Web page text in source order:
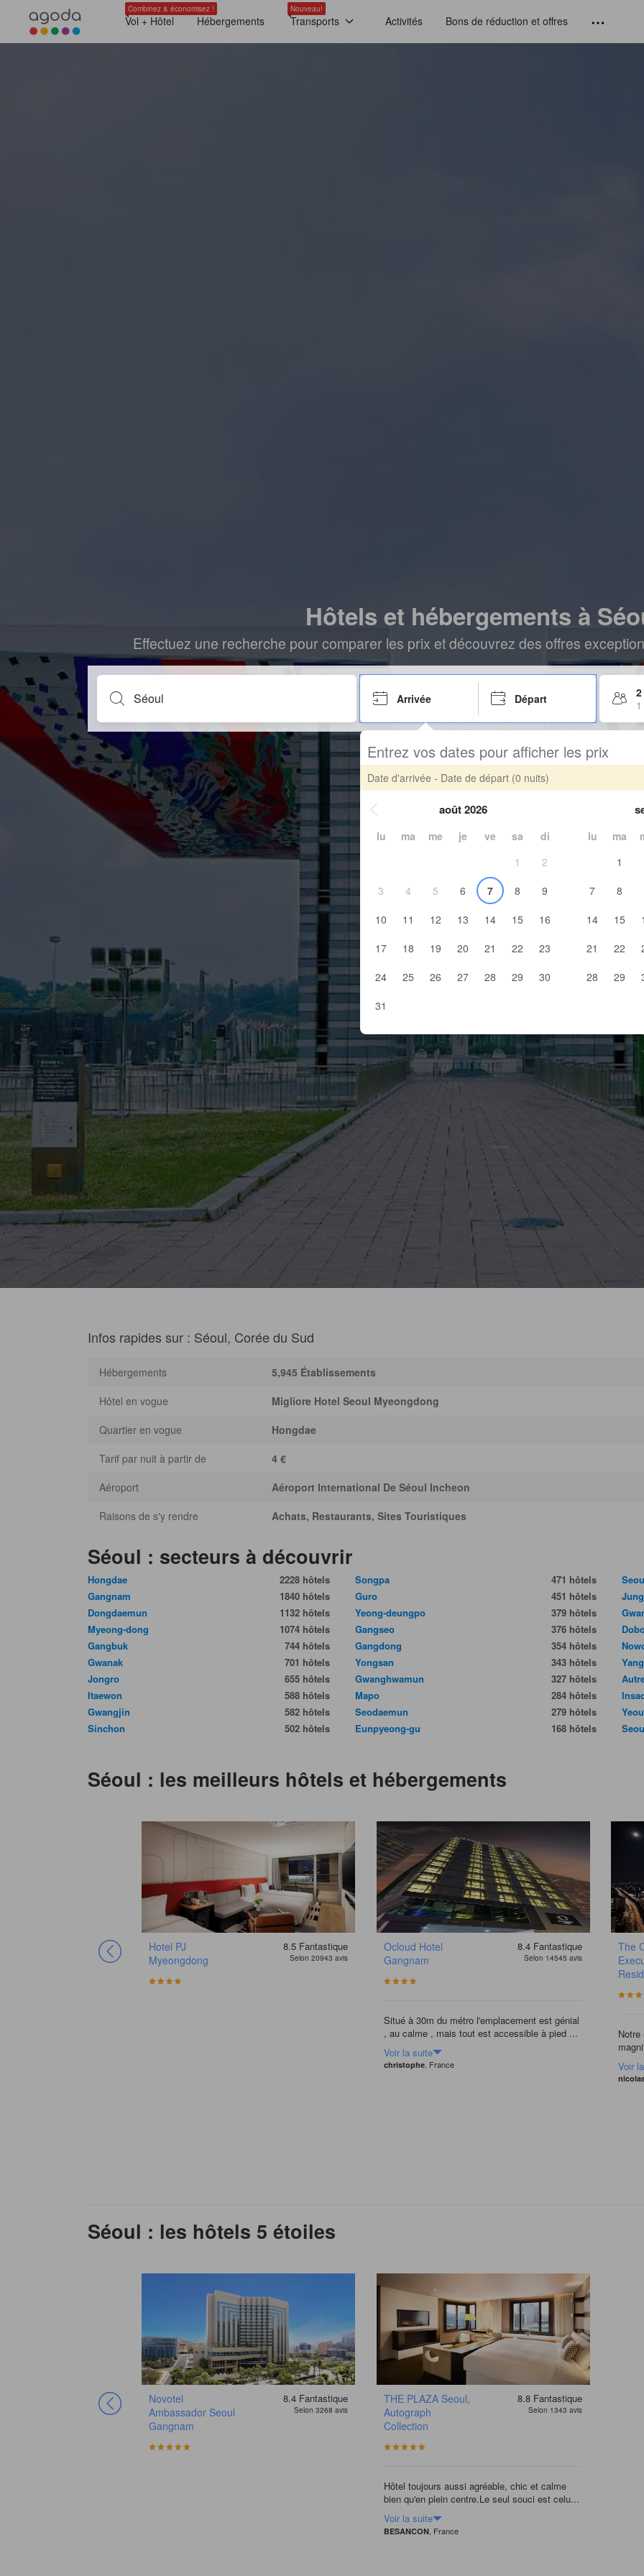
Combinez & économisez !
Vol + Hôtel Hébergements
Nouveau!
Transports Activités Bons de réduction et offres
Hôtels et hébergements à
Effectuez une recherche pour comparer les prix et découvrez des offres
Arrivée Départ
Entrez vos dates pour afficher les prix
Date d'arrivée - Date de départ (0 nuits)
août 2026
lu ma me je ve sa
di
1
2
3
4 5 6 7 8
9
10
11 12 13 14 15
16
17
18 19 20 21 22
23
24
25 26 27 28 29
30
31
lu ma
1
7
8
14
15
21
22
28
29
Infos rapides sur : Séoul, Corée du Sud
Hébergements
5,945 Établissements
Hôtel en vogue
Migliore Hotel Seoul Myeongdong
Quartier en vogue
Hongdae
Tarif par nuit à partir de
4 €
Aéroport
Aéroport International De Séoul Incheon
Raisons de s'y rendre
Achats, Restaurants, Sites Touristiques
Séoul : secteurs à découvrir
Hongdae
2228 hôtels
Gangnam
1840 hôtels
Dongdaemun
1132 hôtels
Myeong-dong
1074 hôtels
Gangbuk
744 hôtels
Gwanak
701 hôtels
Jongro
655 hôtels
Itaewon
588 hôtels
Gwangjin
582 hôtels
Sinchon
502 hôtels
Songpa
471 hôtels
Guro
451 hôtels
Yeong-deungpo
379 hôtels
Gangseo
376 hôtels
Gangdong
354 hôtels
Yongsan
343 hôtels
Gwanghwamun
327 hôtels
Mapo
284 hôtels
Seodaemun
279 hôtels
Eunpyeong-gu
168 hôtels
Séoul : les meilleurs hôtels et hébergements
Hotel PJ
Myeongdong
8.5 Fantastique
Selon 20943 avis
Ocloud Hotel
Gangnam
8.4 Fantastique
Selon 14545 avis
Situé à 30m du métro l'emplacement est génial
, au calme , mais tout est accessible à pied ...
Voir la suite
christophe, France
The
Voir
Fantastique
Selon 1901 avis
Séoul : les hôtels 5 étoiles
Novotel
Ambassador Seoul
Gangnam
8.4 Fantastique
Selon 3268 avis
THE PLAZA Seoul,
Autograph
Collection
8.8 Fantastique
Selon 1343 avis
Hôtel toujours aussi agréable, chic et calme
bien qu'en plein centre.Le seul souci est celu...
Voir la suite
BESANCON, France